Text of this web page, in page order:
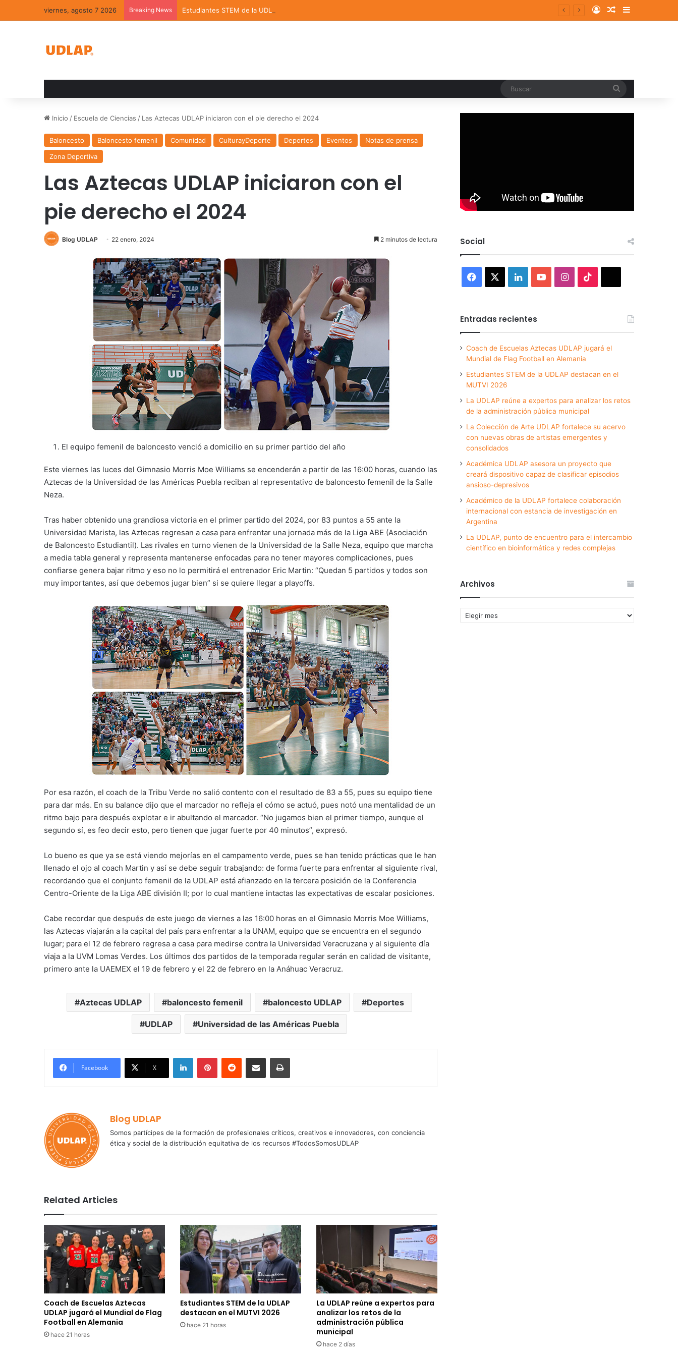
viernes, agosto 7 2026 Breaking News Estudiantes STEM de la UDLAP destacan en el MUTVI 2026 Log InRandom Article
Sidebar
Inicio / Escuela de Ciencias / Las Aztecas UDLAP iniciaron con el pie derecho el 2024
Baloncesto Baloncesto femenil Comunidad CulturayDeporte Deportes Eventos
Notas de prensa
Zona Deportiva
Las Aztecas UDLAP iniciaron con el
pie derecho el 2024
Blog UDLAP 22 enero, 2024 2 minutos de lectura
El equipo femenil de baloncesto venció a domicilio en su primer partido del año
Este viernes las luces del Gimnasio Morris Moe Williams se encenderán a partir de las 16:00 horas, cuando las
Aztecas de la Universidad de las Américas Puebla reciban al representativo de baloncesto femenil de la Salle
Neza.
Tras haber obtenido una grandiosa victoria en el primer partido del 2024, por 83 puntos a 55 ante la
Universidad Marista, las Aztecas regresan a casa para enfrentar una jornada más de la Liga ABE (Asociación
de Baloncesto Estudiantil). Las rivales en turno vienen de la Universidad de la Salle Neza, equipo que marcha
a media tabla general y representa mantenerse enfocadas para no tener mayores complicaciones, pues
confiarse genera bajar ritmo y eso no lo permitirá el entrenador Eric Martin: “Quedan 5 partidos y todos son
muy importantes, así que debemos jugar bien” si se quiere llegar a playoffs.
Por esa razón, el coach de la Tribu Verde no salió contento con el resultado de 83 a 55, pues su equipo tiene
para dar más. En su balance dijo que el marcador no refleja el cómo se actuó, pues notó una mentalidad de un
ritmo bajo para después explotar e ir abultando el marcador. “No jugamos bien el primer tiempo, aunque el
segundo sí, es feo decir esto, pero tienen que jugar fuerte por 40 minutos”, expresó.
Lo bueno es que ya se está viendo mejorías en el campamento verde, pues se han tenido prácticas que le han
llenado el ojo al coach Martin y así se debe seguir trabajando: de forma fuerte para enfrentar al siguiente rival,
recordando que el conjunto femenil de la UDLAP está afianzado en la tercera posición de la Conferencia
Centro-Oriente de la Liga ABE división II; por lo cual mantiene intactas las expectativas de escalar posiciones.
Cabe recordar que después de este juego de viernes a las 16:00 horas en el Gimnasio Morris Moe Williams,
las Aztecas viajarán a la capital del país para enfrentar a la UNAM, equipo que se encuentra en el segundo
lugar; para el 12 de febrero regresa a casa para medirse contra la Universidad Veracruzana y al siguiente día
viaja a la UVM Lomas Verdes. Los últimos dos partidos de la temporada regular serán en calidad de visitante,
primero ante la UAEMEX el 19 de febrero y el 22 de febrero en la Anáhuac Veracruz.
Aztecas UDLAP baloncesto femenil baloncesto UDLAP Deportes
UDLAP Universidad de las Américas Puebla
Facebook X
LinkedInPinterestReddit Share via Email Print
Blog UDLAP
Somos partícipes de la formación de profesionales críticos, creativos e innovadores, con conciencia
ética y social de la distribución equitativa de los recursos #TodosSomosUDLAP
Related Articles
Coach de Escuelas Aztecas
UDLAP jugará el Mundial de Flag
Football en Alemania
hace 21 horas
Estudiantes STEM de la UDLAP
destacan en el MUTVI 2026
hace 21 horas
La UDLAP reúne a expertos para
analizar los retos de la
administración pública
municipal
hace 2 días
Social
Facebook LinkedInYouTubeInstagram
Entradas recientes
Coach de Escuelas Aztecas UDLAP jugará el
Mundial de Flag Football en Alemania
Estudiantes STEM de la UDLAP destacan en el
MUTVI 2026
La UDLAP reúne a expertos para analizar los retos
de la administración pública municipal
La Colección de Arte UDLAP fortalece su acervo
con nuevas obras de artistas emergentes y
consolidados
Académica UDLAP asesora un proyecto que
creará dispositivo capaz de clasificar episodios
ansioso-depresivos
Académico de la UDLAP fortalece colaboración
internacional con estancia de investigación en
Argentina
La UDLAP, punto de encuentro para el intercambio
científico en bioinformática y redes complejas
Archivos
Archivos